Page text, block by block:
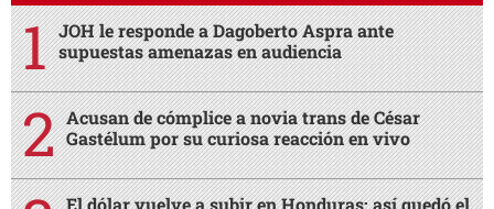
JOH le responde a Dagoberto Aspra ante
supuestas amenazas en audiencia
Acusan de cómplice a novia trans de César
Gastélum por su curiosa reacción en vivo
El dólar vuelve a subir en Honduras: así quedó el